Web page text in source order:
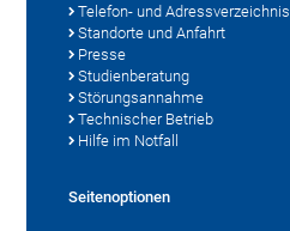
Telefon- und Adressverzeichnis
Standorte und Anfahrt
Presse
Studienberatung
Störungsannahme
Technischer Betrieb
Hilfe im Notfall
Seitenoptionen